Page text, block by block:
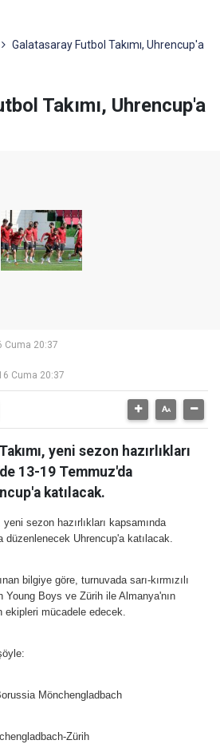
Galatasaray Futbol Takımı, Uhrencup'a
Takımı, Uhrencup'a
Cuma 20:37
Cuma 20:37
yeni sezon hazırlıkları
13-19 Temmuz'da
katılacak.
sezon hazırlıkları kapsamında
düzenlenecek Uhrencup'a katılacak.
bilgiye göre, turnuvada sarı-kırmızılı
Young Boys ve Zürih ile Almanya'nın
ekipleri mücadele edecek.
Mönchengladbach
Zürih